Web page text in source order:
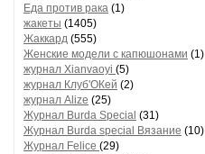
Еда против рака (1)
жакеты (1405)
Жаккард (555)
Женские модели с капюшонами (1)
журнал Xianvaoyi (5)
журнал Клуб'ОКей (2)
журнал Alize (25)
Журнал Burda Special (31)
Журнал Burda special Вязание (10)
Журнал Felice (29)